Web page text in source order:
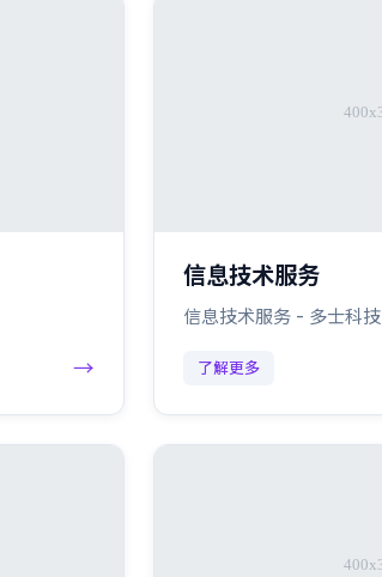
→
信息技术服务
信息技术服务 - 多士科技
了解更多